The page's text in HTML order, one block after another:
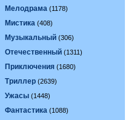
Мелодрама (1178)
Мистика (408)
Музыкальный (306)
Отечественный (1311)
Приключения (1680)
Триллер (2639)
Ужасы (1448)
Фантастика (1088)